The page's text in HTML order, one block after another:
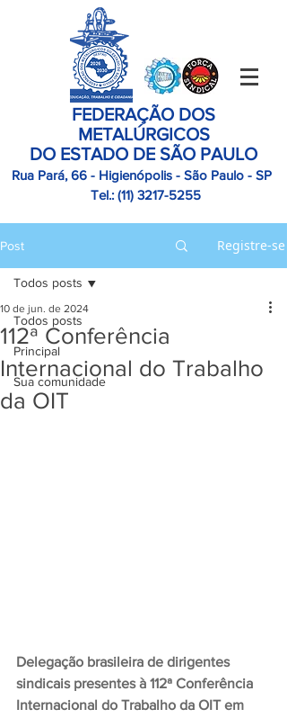
FEDERAÇÃO DOS
METALÚRGICOS
DO ESTADO DE SÃO PAULO
Rua Pará, 66 - Higienópolis - São Paulo - SP
Tel.: (11) 3217-5255
Post Registre-se
Todos posts
Principal
Sua comunidade
Todos posts
112ª Conferência
Internacional do Trabalho
da OIT
10 de jun. de 2024
Delegação brasileira de dirigentes
sindicais presentes à 112ª Conferência
Internacional do Trabalho da OIT em